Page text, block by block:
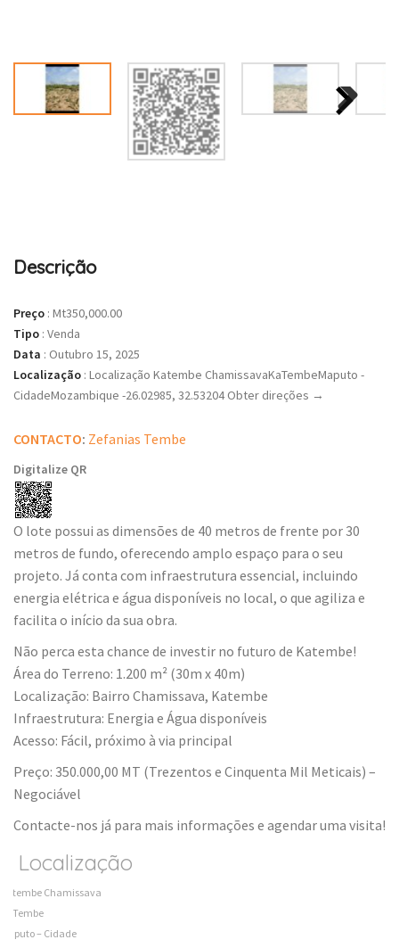
Descrição
Preço : Mt350,000.00
Tipo : Venda
Data : Outubro 15, 2025
Localização : Localização Katembe ChamissavaKaTembeMaputo -
CidadeMozambique -26.02985, 32.53204 Obter direções →
CONTACTO: Zefanias Tembe
Digitalize QR
O lote possui as dimensões de 40 metros de frente por 30
metros de fundo, oferecendo amplo espaço para o seu
projeto. Já conta com infraestrutura essencial, incluindo
energia elétrica e água disponíveis no local, o que agiliza e
facilita o início da sua obra.
Não perca esta chance de investir no futuro de Katembe!
Área do Terreno: 1.200 m² (30m x 40m)
Localização: Bairro Chamissava, Katembe
Infraestrutura: Energia e Água disponíveis
Acesso: Fácil, próximo à via principal
Preço: 350.000,00 MT (Trezentos e Cinquenta Mil Meticais) –
Negociável
Contacte-nos já para mais informações e agendar uma visita!
Localização
Katembe Chamissava
KaTembe
Maputo – Cidade